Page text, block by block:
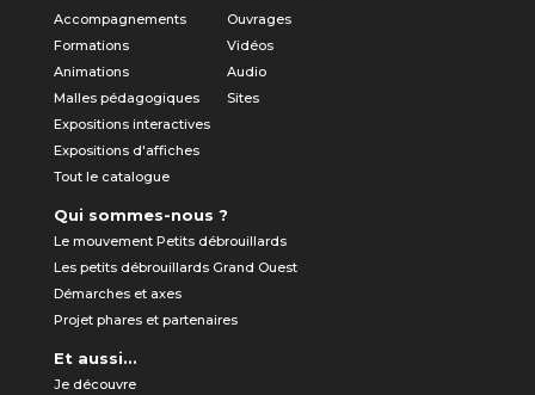
Accompagnements
Formations
Animations
Malles pédagogiques
Expositions interactives
Expositions d'affiches
Tout le catalogue
Ouvrages
Vidéos
Audio
Sites
Qui sommes-nous ?
Le mouvement Petits débrouillards
Les petits débrouillards Grand Ouest
Démarches et axes
Projet phares et partenaires
Et aussi...
Je découvre